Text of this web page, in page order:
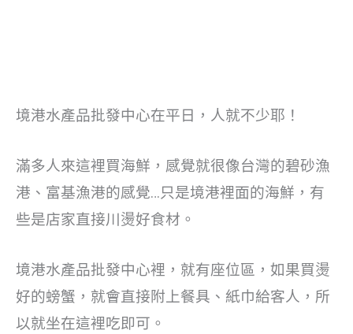
境港水產品批發中心在平日，人就不少耶！
滿多人來這裡買海鮮，感覺就很像台灣的碧砂漁
港、富基漁港的感覺…只是境港裡面的海鮮，有
些是店家直接川燙好食材。
境港水產品批發中心裡，就有座位區，如果買燙
好的螃蟹，就會直接附上餐具、紙巾給客人，所
以就坐在這裡吃即可。